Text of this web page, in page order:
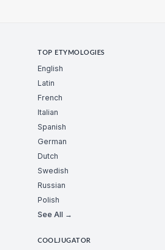
TOP ETYMOLOGIES
English
Latin
French
Italian
Spanish
German
Dutch
Swedish
Russian
Polish
See All →
COOLJUGATOR